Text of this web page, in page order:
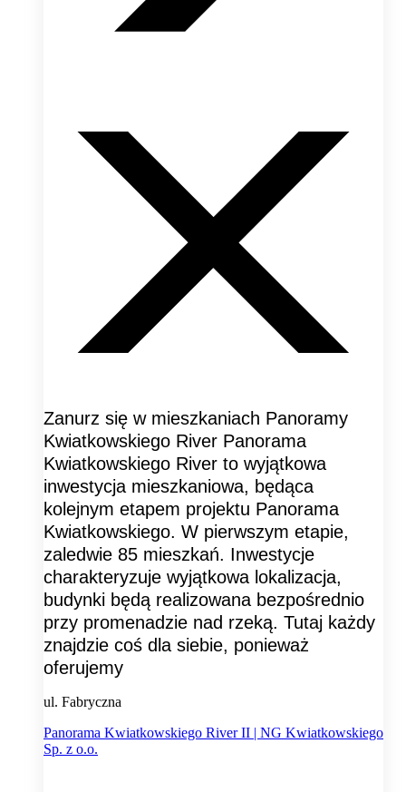
Zanurz się w mieszkaniach Panoramy
Kwiatkowskiego River Panorama
Kwiatkowskiego River to wyjątkowa
inwestycja mieszkaniowa, będąca
kolejnym etapem projektu Panorama
Kwiatkowskiego. W pierwszym etapie,
zaledwie 85 mieszkań. Inwestycje
charakteryzuje wyjątkowa lokalizacja,
budynki będą realizowana bezpośrednio
przy promenadzie nad rzeką. Tutaj każdy
znajdzie coś dla siebie, ponieważ
oferujemy
ul. Fabryczna
Panorama Kwiatkowskiego River II | NG Kwiatkowskiego
Sp. z o.o.